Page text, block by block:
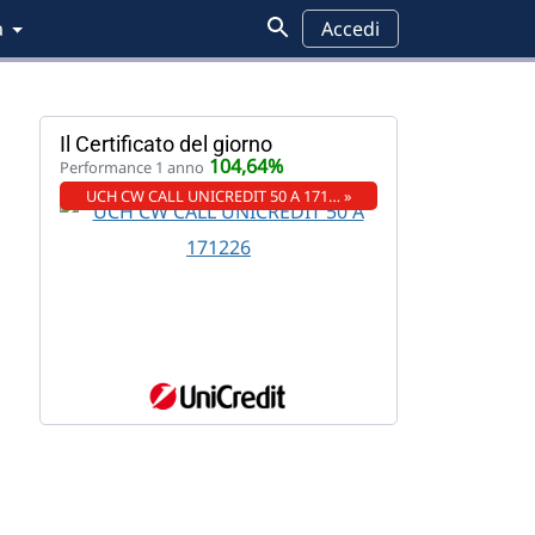
Accedi
Il Certificato del giorno
Performance 1 anno 104,64%
UCH CW CALL UNICREDIT 50 A 171… »